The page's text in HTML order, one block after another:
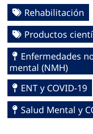
Rehabilitación
Productos
Enfermedades
mental (NMH)
ENT y COVID-19
Salud Mental y